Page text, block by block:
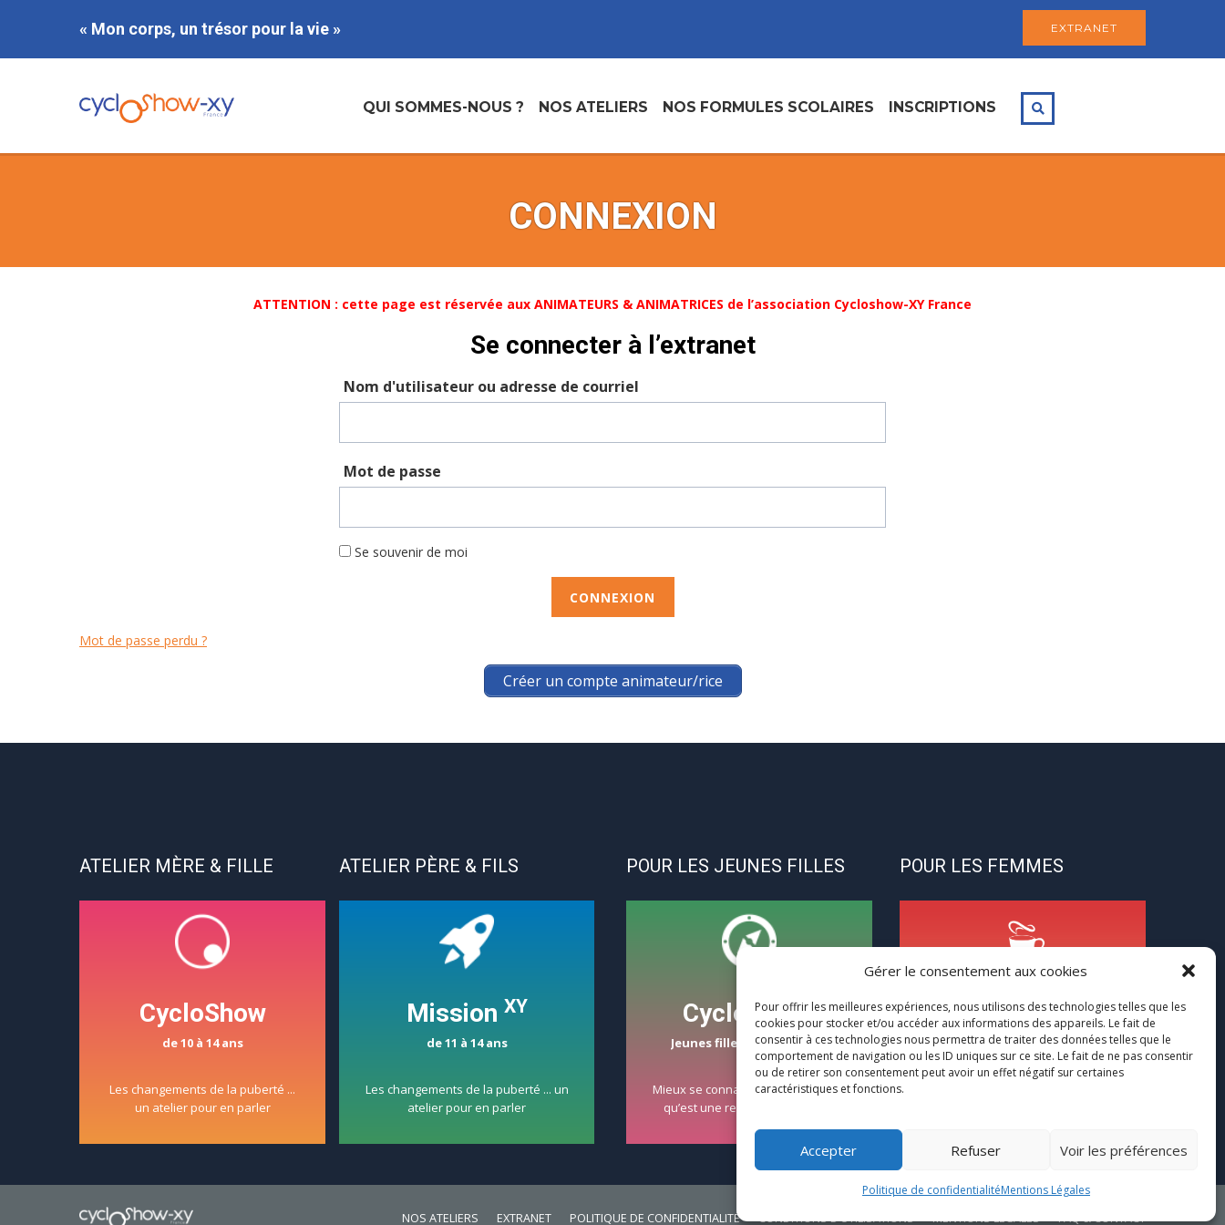
Gérer le consentement aux cookies
Pour offrir les meilleures expériences, nous utilisons des technologies telles que les
cookies pour stocker et/ou accéder aux informations des appareils. Le fait de
consentir à ces technologies nous permettra de traiter des données telles que le
comportement de navigation ou les ID uniques sur ce site. Le fait de ne pas consentir
ou de retirer son consentement peut avoir un effet négatif sur certaines
caractéristiques et fonctions.
Accepter Refuser Voir les préférences
Politique de confidentialitéMentions Légales
« Mon corps, un trésor pour la vie » EXTRANET
QUI SOMMES-NOUS ? NOS ATELIERS NOS FORMULES SCOLAIRES INSCRIPTIONS
CONNEXION
ATTENTION : cette page est réservée aux ANIMATEURS & ANIMATRICES de l’association Cycloshow-XY France
Se connecter à l’extranet
Nom d'utilisateur ou adresse de courriel
Mot de passe
Se souvenir de moi
Mot de passe perdu ?
Créer un compte animateur/rice
ATELIER MÈRE & FILLE
CycloShow
de 10 à 14 ans
Les changements de la puberté ...
un atelier pour en parler
ATELIER PÈRE & FILS
Mission XY
de 11 à 14 ans
Les changements de la puberté ... un
atelier pour en parler
POUR LES JEUNES FILLES
CycloCoeur
Jeunes filles de 15 à 18 ans
Mieux se connaître et réfléchir à ce
qu’est une relation amoureuse
POUR LES FEMMES
CycloPause
Pour les femmes concernées par la
(pré)ménopause
NOS ATELIERS EXTRANET POLITIQUE DE CONFIDENTIALITÉ CONDITIONS D’UTILISATIONS MENTIONS LÉGALES FAQ & CONTACT